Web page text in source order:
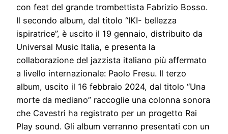
con feat del grande trombettista Fabrizio Bosso.
Il secondo album, dal titolo “IKI- bellezza
ispiratrice”, è uscito il 19 gennaio, distribuito da
Universal Music Italia, e presenta la
collaborazione del jazzista italiano più affermato
a livello internazionale: Paolo Fresu. Il terzo
album, uscito il 16 febbraio 2024, dal titolo “Una
morte da mediano” raccoglie una colonna sonora
che Cavestri ha registrato per un progetto Rai
Play sound. Gli album verranno presentati con un